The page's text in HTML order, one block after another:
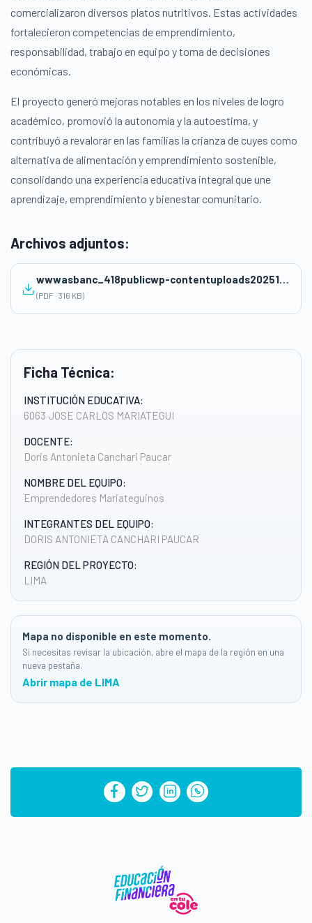
Ficha Técnica:
INSTITUCIÓN EDUCATIVA:
6063 JOSE CARLOS MARIATEGUI
DOCENTE:
Doris Antonieta Canchari Paucar
NOMBRE DEL EQUIPO:
Emprendedores Mariateguinos
INTEGRANTES DEL EQUIPO:
DORIS ANTONIETA CANCHARI PAUCAR
REGIÓN DEL PROYECTO:
LIMA
Mapa no disponible en este momento.
Si necesitas revisar la ubicación, abre el mapa de la región en una
nueva pestaña.
Abrir mapa de LIMA
comercializaron diversos platos nutritivos. Estas actividades
fortalecieron competencias de emprendimiento,
responsabilidad, trabajo en equipo y toma de decisiones
económicas.
El proyecto generó mejoras notables en los niveles de logro
académico, promovió la autonomía y la autoestima, y
contribuyó a revalorar en las familias la crianza de cuyes como
alternativa de alimentación y emprendimiento sostenible,
consolidando una experiencia educativa integral que une
aprendizaje, emprendimiento y bienestar comunitario.
Archivos adjuntos:
wwwasbanc_418publicwp-contentuploads202510PROYECTO-EMPRENDIMIENTO-6063-JOSE-CARLOS-MARIATEGUI.pdf
(PDF · 316 KB)